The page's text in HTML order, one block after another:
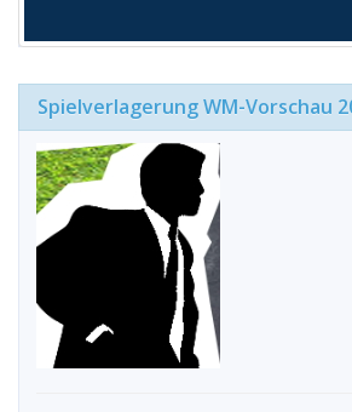
Spielverlagerung WM-Vorschau